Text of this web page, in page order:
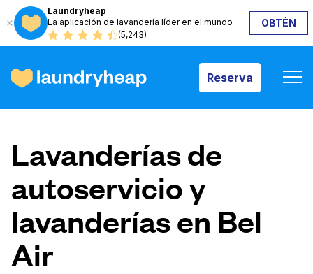
Laundryheap
La aplicación de lavandería líder en el mundo
(5,243)
OBTÉN
Reserva
Reserva
Cómo funciona
Precios y servicios
Quiénes somos
Lavanderías de
autoservicio y
lavanderías en Bel
Air